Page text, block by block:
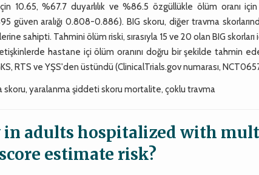
10.65, %67.7 duyarlılık ve %86.5 özgüllükle ölüm oranı
güven aralığı 0.808-0.886). BIG skoru, diğer travma
sahipti. Tahmini ölüm riski, sırasıyla 15 ve 20 olan BIG
hastane içi ölüm oranını doğru bir şekilde tahmin
RTS ve YŞS'den üstündü (ClinicalTrials.gov numarası,
skoru, yaralanma şiddeti skoru mortalite, çoklu travma
adults hospitalized with
estimate risk?